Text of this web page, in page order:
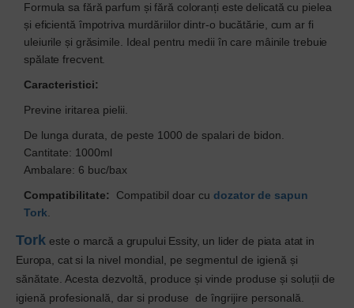
Formula sa fără parfum și fără coloranți este delicată cu pielea
și eficientă împotriva murdăriilor dintr-o bucătărie, cum ar fi
uleiurile și grăsimile. Ideal pentru medii în care mâinile trebuie
spălate frecvent.
Caracteristici:
Previne iritarea pielii.
De lunga durata, de peste 1000 de spalari de bidon.
Cantitate: 1000ml
Ambalare: 6 buc/bax
Compatibilitate:
Compatibil doar cu dozator de sapun
Tork
Tor k este o marcă a grupului Essity, un lider de piata atat in
Europa, cat si la nivel mondial, pe segmentul de igienă și
sănătate. Acesta dezvoltă, produce și vinde produse și soluții de
igienă profesională, dar si produse
de îngrijire personală.